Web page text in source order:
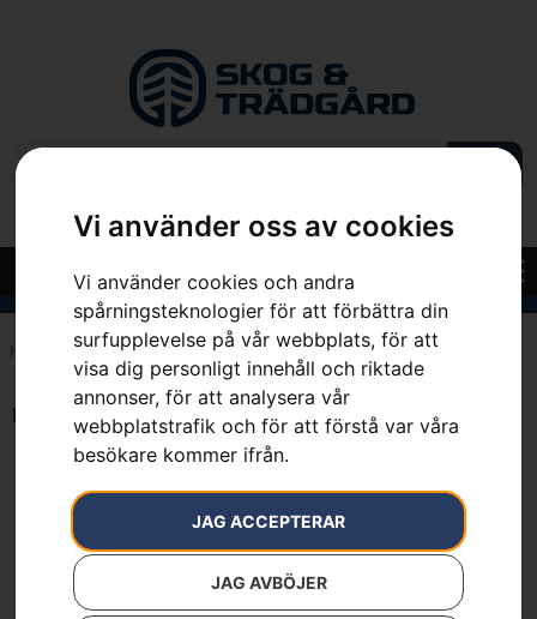
Vi använder oss av cookies
Vi använder cookies och andra
spårningsteknologier för att förbättra din
surfupplevelse på vår webbplats, för att
visa dig personligt innehåll och riktade
annonser, för att analysera vår
webbplatstrafik och för att förstå var våra
besökare kommer ifrån.
JAG ACCEPTERAR
JAG AVBÖJER
Hem 162 mm
Endast ett sökresultat